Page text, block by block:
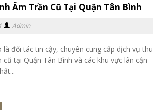
Âm Trần Cũ Tại Quận Tân Bình
Admin
là đối tác tin cậy, chuyên cung cấp dịch vụ thu
tại Quận Tân Bình và các khu vực lân cận